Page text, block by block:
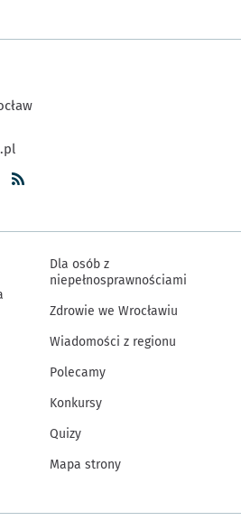
Dla osób z
niepełnosprawnościami
Zdrowie we Wrocławiu
Wiadomości z regionu
Polecamy
Konkursy
Quizy
Mapa strony